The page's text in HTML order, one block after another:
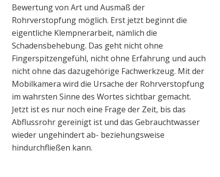
Bewertung von Art und Ausmaß der
Rohrverstopfung möglich. Erst jetzt beginnt die
eigentliche Klempnerarbeit, nämlich die
Schadensbehebung. Das geht nicht ohne
Fingerspitzengefühl, nicht ohne Erfahrung und auch
nicht ohne das dazugehörige Fachwerkzeug. Mit der
Mobilkamera wird die Ursache der Rohrverstopfung
im wahrsten Sinne des Wortes sichtbar gemacht.
Jetzt ist es nur noch eine Frage der Zeit, bis das
Abflussrohr gereinigt ist und das Gebrauchtwasser
wieder ungehindert ab- beziehungsweise
hindurchfließen kann.